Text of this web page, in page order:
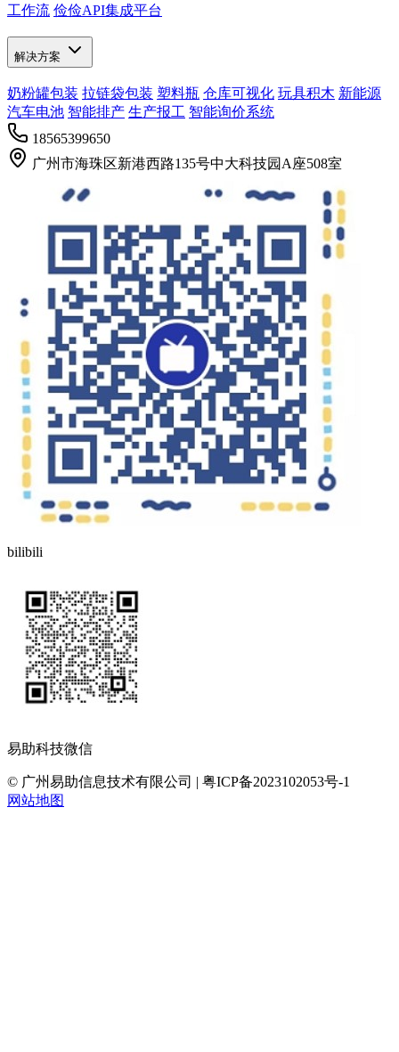
工作流 俭俭API集成平台
解决方案
奶粉罐包装 拉链袋包装 塑料瓶 仓库可视化 玩具积木 新能源
汽车电池 智能排产 生产报工 智能询价系统
18565399650
广州市海珠区新港西路135号中大科技园A座508室
bilibili
易助科技微信
© 广州易助信息技术有限公司 | 粤ICP备2023102053号-1
网站地图